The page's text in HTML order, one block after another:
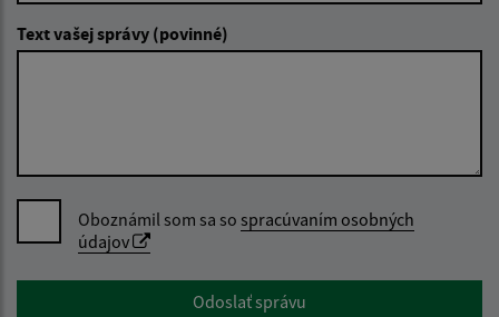
Text vašej správy (povinné)
Oboznámil som sa so spracúvaním osobných
údajov
Google reCaptcha ResponseOdoslať správu